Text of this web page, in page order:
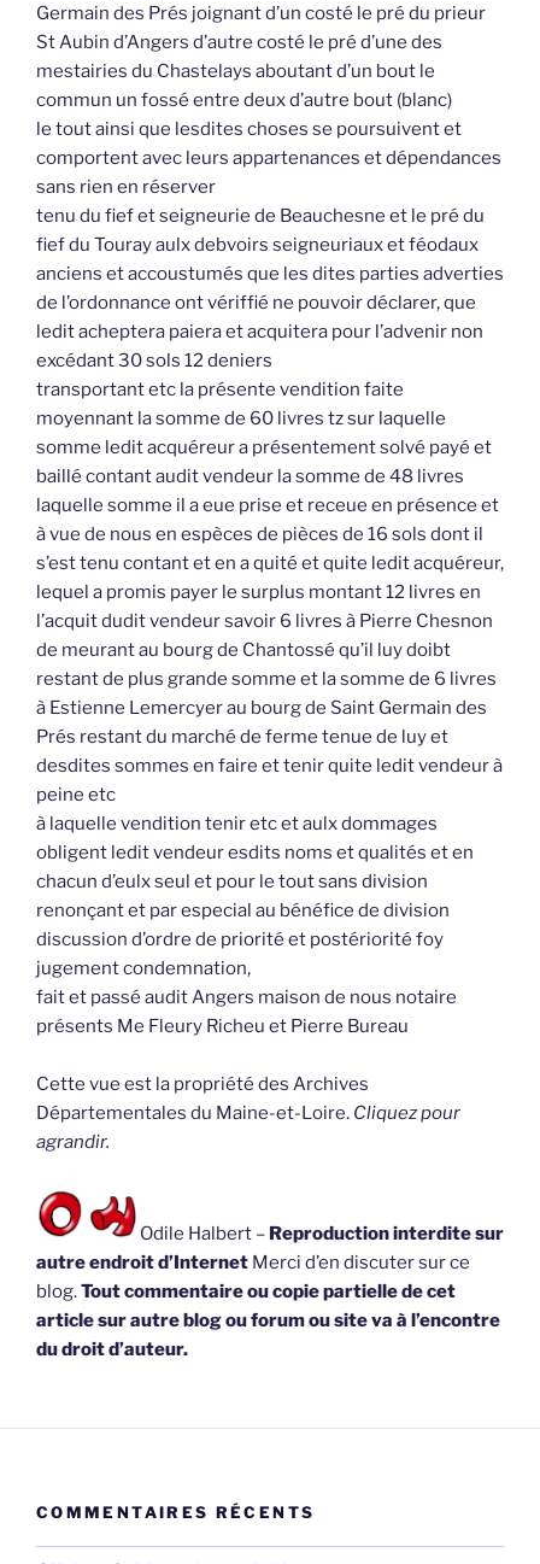
Germain des Prés joignant d’un costé le pré du prieur
St Aubin d’Angers d’autre costé le pré d’une des
mestairies du Chastelays aboutant d’un bout le
commun un fossé entre deux d’autre bout (blanc)
le tout ainsi que lesdites choses se poursuivent et
comportent avec leurs appartenances et dépendances
sans rien en réserver
tenu du fief et seigneurie de Beauchesne et le pré du
fief du Touray aulx debvoirs seigneuriaux et féodaux
anciens et accoustumés que les dites parties adverties
de l’ordonnance ont vériffié ne pouvoir déclarer, que
ledit acheptera paiera et acquitera pour l’advenir non
excédant 30 sols 12 deniers
transportant etc la présente vendition faite
moyennant la somme de 60 livres tz sur laquelle
somme ledit acquéreur a présentement solvé payé et
baillé contant audit vendeur la somme de 48 livres
laquelle somme il a eue prise et receue en présence et
à vue de nous en espèces de pièces de 16 sols dont il
s’est tenu contant et en a quité et quite ledit acquéreur,
lequel a promis payer le surplus montant 12 livres en
l’acquit dudit vendeur savoir 6 livres à Pierre Chesnon
de meurant au bourg de Chantossé qu’il luy doibt
restant de plus grande somme et la somme de 6 livres
à Estienne Lemercyer au bourg de Saint Germain des
Prés restant du marché de ferme tenue de luy et
desdites sommes en faire et tenir quite ledit vendeur à
peine etc
à laquelle vendition tenir etc et aulx dommages
obligent ledit vendeur esdits noms et qualités et en
chacun d’eulx seul et pour le tout sans division
renonçant et par especial au bénéfice de division
discussion d’ordre de priorité et postériorité foy
jugement condemnation,
fait et passé audit Angers maison de nous notaire
présents Me Fleury Richeu et Pierre Bureau
Cette vue est la propriété des Archives
Départementales du Maine-et-Loire. Cliquez pour
agrandir.
Odile Halbert – Reproduction interdite sur
autre endroit d’Internet Merci d’en discuter sur ce
blog.Tout commentaire ou copie partielle de cet
article sur autre blog ou forum ou site va à l’encontre
du droit d’auteur.
COMMENTAIRES RÉCENTS